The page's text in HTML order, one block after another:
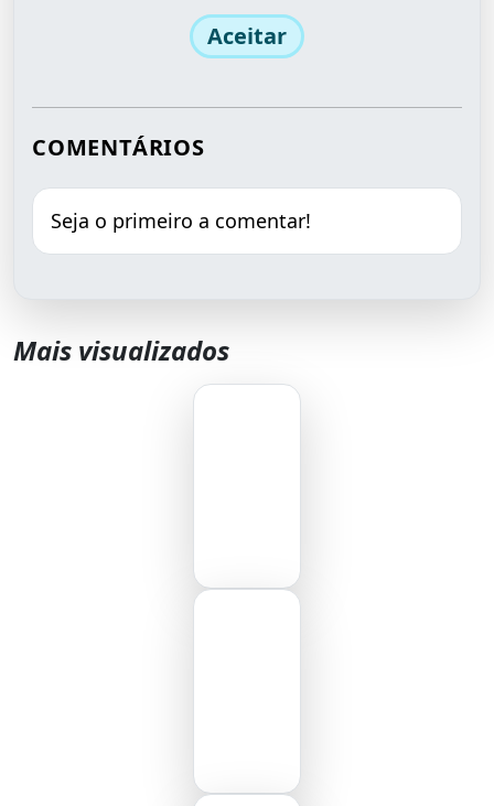
Aceitar
COMENTÁRIOS
Seja o primeiro a comentar!
Mais visualizados